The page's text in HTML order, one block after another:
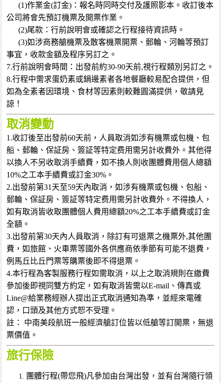
(1)作業金(訂金)：報名時同時交付及護照影本。收訂後本
公司將會先預訂機票及開票作業。
(2)尾款：行前說明會或確認之行程接待資訊時。
(3)如涉商務艙機票及散客機票開票、郵輪、河輪等預訂
事宜，收款金額及程序另訂之。
7.行前說明會時間：出發前約30-90天前,視行程類別另訂之。
8.行程中需求蛋奶素或鍋邊素者各地餐廳較易配合提供，但
如為全素者因環境、食材等因素則較難圓滿提供，敬請見
諒！
取消變動
1.收訂後至出發前60天前，人員取消如涉有機票或包機、包
船、郵輪、保証房、簽証等特定费用需另計收費外。其他得
以換人不另收取消手續費，如不換人則收團體費用個人總額
10%之工本手續費或訂金30%。
2.出發前第31天至59天內取消，如涉有機票或包機、包船、
郵輪、保証房、簽証等特定费用需另計收費外。不得換人，
如有取消皆收取團體個人費用總額20%之工本手續費或訂金
全額。
3.出發前第30天內人員取消，除訂有可退票之機票外,其他團
費，如旅館、火車票等國外各供應商依季節有可能不退費，
例馬丘比丘門票等購票後即不得退票。
4.本行程為客製服務行程如需取消，以上之取消規則在繳費
參加後即視同雙方約定，如有取消皆需以E-mail、傳真或
Line@給業務經辦人提出正式取消通知為準，並經來電確
認，口頭及其他方式恕不受理。
註： 中南美段航班一般經濟艙訂位皆以低艙等訂開票，無退
票價值。
旅行保險
團體行程(帶您飛)凡參加由台灣出發，並有台灣隨行領